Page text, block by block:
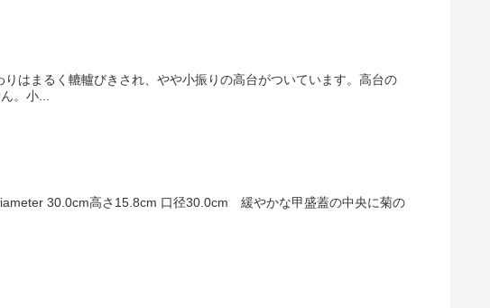
はまるく轆轤びきされ、やや小振りの高台がついています。高台の
。小...
30.0cm高さ15.8cm 口径30.0cm 緩やかな甲盛蓋の中央に菊の